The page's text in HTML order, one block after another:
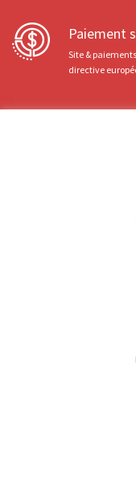
Paiement
Site &
directive